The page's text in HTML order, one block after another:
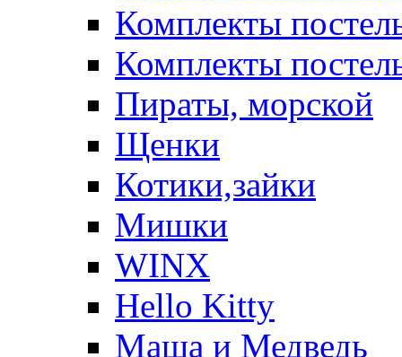
Комплекты
Комплекты
Пираты, морской
Щенки
Котики,зайки
Мишки
WINX
Hello Kitty
Маша и Медведь